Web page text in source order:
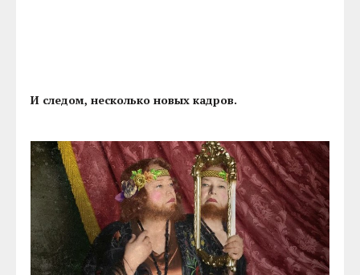
И следом, несколько новых кадров.